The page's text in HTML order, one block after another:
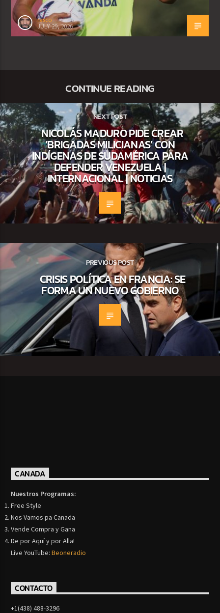
rasco
JULY 29, 2026
CONTINUE READING
NEXT POST
NICOLÁS MADURO PIDE CREAR
‘BRIGADAS MILICIANAS’ CON
INDÍGENAS DE SUDAMÉRICA PARA
DEFENDER VENEZUELA |
INTERNACIONAL | NOTICIAS
PREVIOUS POST
CRISIS POLÍTICA EN FRANCIA: SE
FORMA UN NUEVO GOBIERNO
CANADA
Nuestros Programas:
Free Style
Nos Vamos pa Canada
Vende Compra y Gana
De por Aquí y por Alla!
Live YouTube:Beoneradio
CONTACTO
+1(438) 488-3296